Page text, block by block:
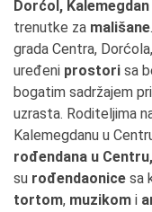
Dorćol, Kalemegdan
trenutke za mališane
grada Centra,
uređeni prostori sa
bogatim sadržajem
uzrasta. Roditeljima
Kalemegdanu u
rođendana u
su rođendaonice sa
tortom, muzikom i